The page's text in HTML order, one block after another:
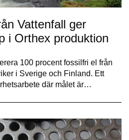
Vattenfall ger
i Orthex produktion
100 procent fossilfri el från
i Sverige och Finland. Ett
där målet är…